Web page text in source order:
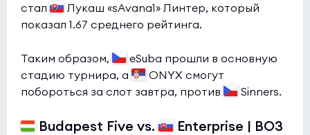
стал
Лукаш «sAvana1» Линтер, который
показал 1.67 среднего рейтинга.
Таким образом,
eSuba прошли в основную
стадию турнира, а
ONYX смогут
побороться за слот завтра, против
Sinners.
Budapest Five vs. Enterprise | BO3